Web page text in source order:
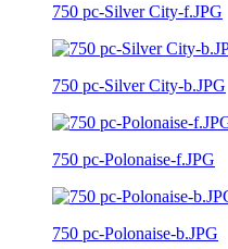
750 pc-Silver City-f.JPG
750 pc-Silver City-b.JPG
750 pc-Polonaise-f.JPG
750 pc-Polonaise-b.JPG